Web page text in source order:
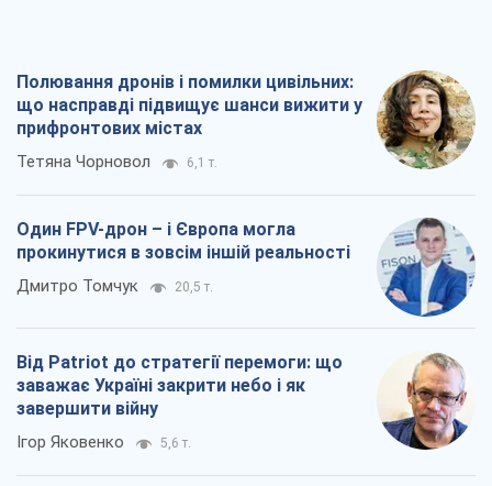
Полювання дронів і помилки цивільних:
що насправді підвищує шанси вижити у
прифронтових містах
Тетяна Чорновол 6,1 т.
Один FPV-дрон – і Європа могла
прокинутися в зовсім іншій реальності
Дмитро Томчук 20,5 т.
Від Patriot до стратегії перемоги: що
заважає Україні закрити небо і як
завершити війну
Ігор Яковенко 5,6 т.